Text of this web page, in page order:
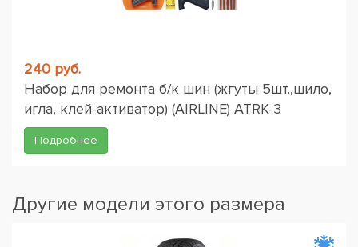
240 руб.
Набор для ремонта б/к шин (жгуты 5шт.,шило,
игла, клей-активатор) (AIRLINE) ATRK-3
Подробнее
Другие модели этого размера